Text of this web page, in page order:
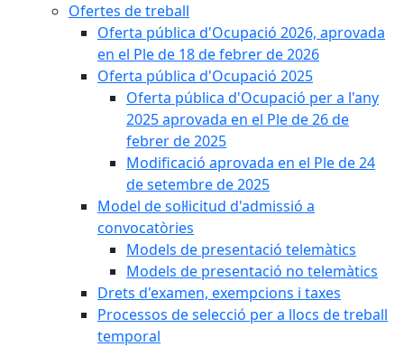
Ofertes de treball
Oferta pública d'Ocupació 2026, aprovada
en el Ple de 18 de febrer de 2026
Oferta pública d'Ocupació 2025
Oferta pública d'Ocupació per a l'any
2025 aprovada en el Ple de 26 de
febrer de 2025
Modificació aprovada en el Ple de 24
de setembre de 2025
Model de sol·licitud d'admissió a
convocatòries
Models de presentació telemàtics
Models de presentació no telemàtics
Drets d'examen, exempcions i taxes
Processos de selecció per a llocs de treball
temporal